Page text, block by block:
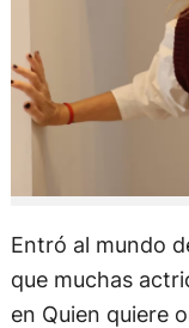
Entró al mundo
que muchas
en Quien quiere